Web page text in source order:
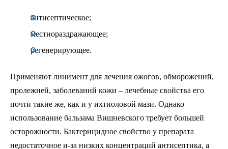
антисептическое;
местнораздражающее;
регенерирующее.
Применяют линимент для лечения ожогов, обморожений,
пролежней, заболеваний кожи – лечебные свойства его
почти такие же, как и у ихтиоловой мази. Однако
использование бальзама Вишневского требует большей
осторожности. Бактерицидное свойство у препарата
недостаточное и-за низких концентраций антисептика, а